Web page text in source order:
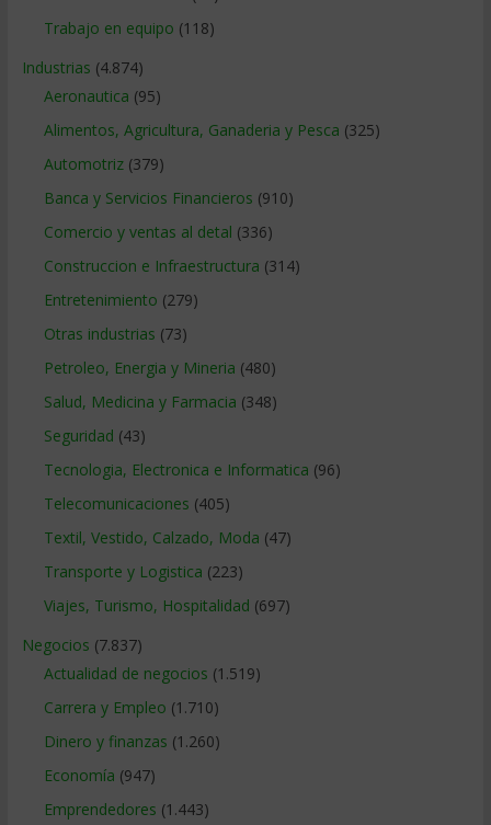
Trabajo en equipo (118)
Industrias (4.874)
Aeronautica (95)
Alimentos, Agricultura, Ganaderia y Pesca (325)
Automotriz(379)
Banca y Servicios Financieros (910)
Comercio y ventas al detal (336)
Construccion e Infraestructura (314)
Entretenimiento (279)
Otras industrias (73)
Petroleo, Energia y Mineria (480)
Salud, Medicina y Farmacia (348)
Seguridad (43)
Tecnologia, Electronica e Informatica (96)
Telecomunicaciones (405)
Textil, Vestido, Calzado, Moda (47)
Transporte y Logistica (223)
Viajes, Turismo, Hospitalidad (697)
Negocios (7.837)
Actualidad de negocios (1.519)
Carrera y Empleo (1.710)
Dinero y finanzas (1.260)
Economía (947)
Emprendedores (1.443)